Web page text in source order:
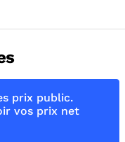
prix public.
vos prix net